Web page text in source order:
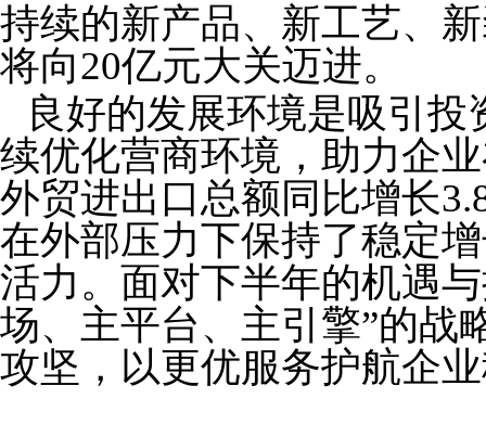
持续的新产品、新工艺、
将向20亿元大关迈进。
良好的发展环境是吸引
续优化营商环境，助力企
外贸进出口总额同比增长
在外部压力下保持了稳定
活力。面对下半年的机遇
场、主平台、主引擎”的战
攻坚，以更优服务护航企